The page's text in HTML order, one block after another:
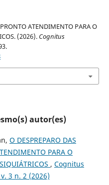
ATENDIMENTO PARA O
(2026). Cognitus
autor(es)
O DESPREPARO DAS
PARA O
, Cognitus
3 n. 2 (2026)